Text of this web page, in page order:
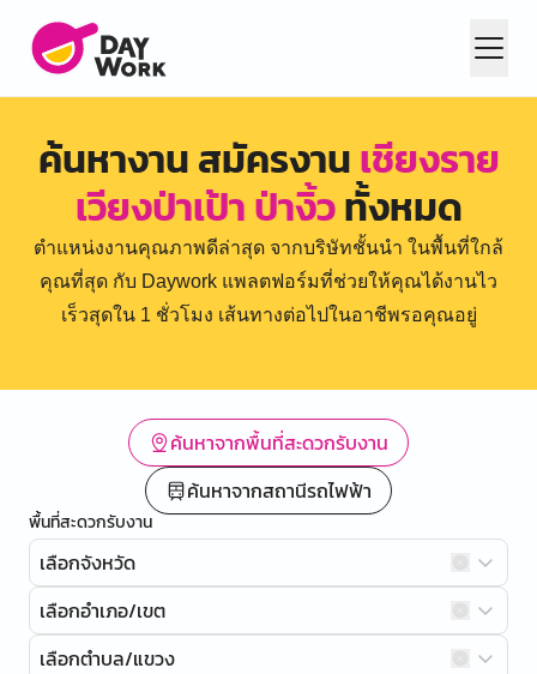
ค้นหางาน สมัครงานเชียงราย
เวียงป่าเป้า ป่างิ้วทั้งหมด
ตำแหน่งงานคุณภาพดีล่าสุด จากบริษัทชั้นนำ ในพื้นที่ใกล้
คุณที่สุด กับ Daywork แพลตฟอร์มที่ช่วยให้คุณได้งานไว
เร็วสุดใน 1 ชั่วโมง เส้นทางต่อไปในอาชีพรอคุณอยู่
ค้นหาจากพื้นที่สะดวกรับงาน
ค้นหาจากสถานีรถไฟฟ้า
พื้นที่สะดวกรับงาน
เลือกจังหวัด
เลือกอำเภอ/เขต
เลือกตำบล/แขวง